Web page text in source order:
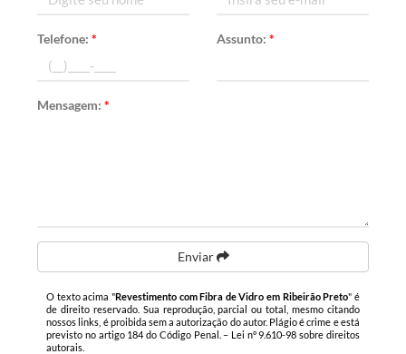
Telefone:* Assunto: *
Mensagem:*
Enviar
O texto acima "Revestimento com Fibra de Vidro em Ribeirão Preto" é
de direito reservado. Sua reprodução, parcial ou total, mesmo citando
nossos links, é proibida sem a autorização do autor. Plágio é crime e está
previsto no artigo 184 do Código Penal. – Lei n° 9.610-98 sobre direitos
autorais